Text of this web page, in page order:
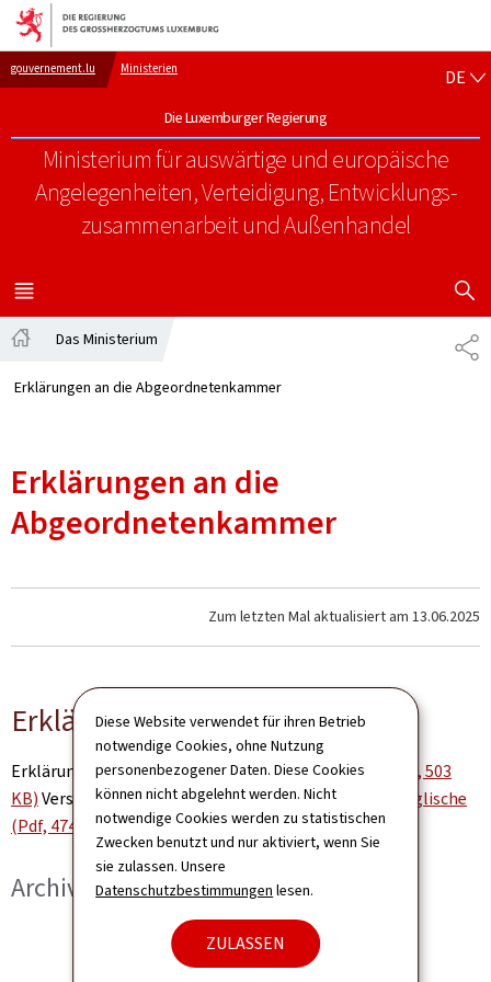
Diese Website verwendet für ihren Betrieb
notwendige Cookies, ohne Nutzung
personenbezogener Daten. Diese Cookies
können nicht abgelehnt werden. Nicht
notwendige Cookies werden zu statistischen
Zwecken benutzt und nur aktiviert, wenn Sie
sie zulassen. Unsere
Datenschutzbestimmungen lesen.
ZULASSEN
Zur Hauptnavigation
Zum Inhalt
gouvernement.lu Ministerien
Die Luxemburger Regierung
Ministerium für auswärtige und europäische
Angelegenheiten, Verteidigung, Entwicklungs-
zusammenarbeit und Außenhandel
DE
MENÜ
HAUPT-
Das Ministerium
Erklärungen an die Abgeordnetenkammer
Erklärungen an die
Abgeordnetenkammer
Zum letzten Mal aktualisiert am 13.06.2025
Erklärung zur Außenpolitik
Erklärung zur Außenpolitik 2024 (luxemburgische (Pdf, 503
KB)Version,französische (Pdf, 502 KB)Version und
englische
(Pdf, 474 KB)Version)
Archiv